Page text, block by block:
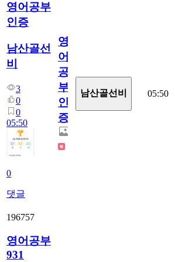
영어공부
인증
남산골선
비
3
0
0
05:50
0
댓글
영
어
공
부
인
증
남산골선비 05:50
196757
영어공부
931